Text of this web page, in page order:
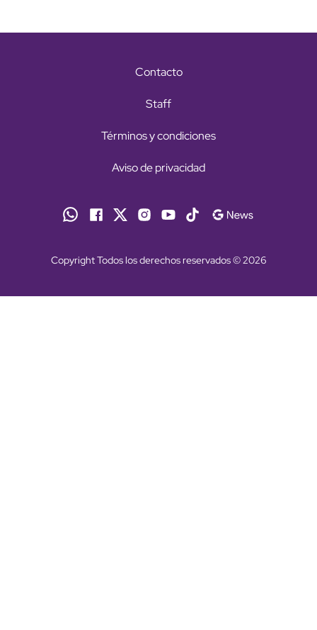
Contacto
Staff
Términos y condiciones
Aviso de privacidad
Copyright Todos los derechos reservados © 2026